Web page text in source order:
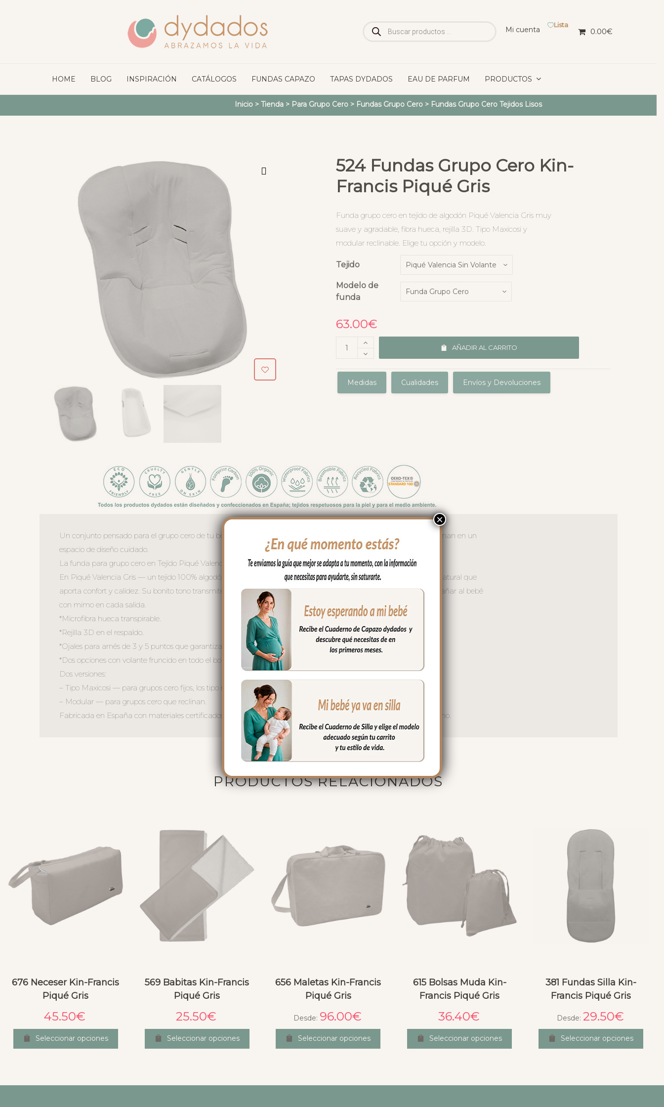
de
productos
Mi cuenta
Lista
0.00€
HOME BLOG INSPIRACIÓN CATÁLOGOS FUNDAS CAPAZO TAPAS DYDADOS EAU DE PARFUM PRODUCTOS
Inicio> Tienda> Para Grupo Cero> Fundas Grupo Cero> Fundas Grupo Cero Tejidos Lisos
524 Fundas Grupo Cero Kin-
Francis Piqué Gris
Funda grupo cero en tejido de algodón Piqué Valencia Gris muy
suave y agradable, fibra hueca, rejilla 3D. Tipo Maxicosi y
modular reclinable. Elige tu opción y modelo.
Tejido
Modelo de
funda
63.00€
AÑADIR AL CARRITO
Medidas Cualidades Envíos y Devoluciones
Un conjunto pensado para el grupo cero de tu bebé luzca tan especial como él, tejidos coordinados que lo transforman en un
espacio de diseño cuidado.
La funda para grupo cero en Tejido Piqué Valencia renueva la silla con elegancia y confort.
En Piqué Valencia Gris — un tejido 100% algodón de tacto muy agradable, con una textura suave y un acabado natural que
aporta confort y calidez. Su bonito tono transmite tranquilidad y dulzura, creando una funda perfecta para acompañar al bebé
con mimo en cada salida.
*Microfibra hueca transpirable.
*Rejilla 3D en el respaldo.
*Ojales para arnés de 3 y 5 puntos que garantizan la seguridad sin comprometer el diseño.
*Dos opciones con volante fruncido en todo el borde o sin volante
Dos versiones:
– Tipo Maxicosi — para grupos cero fijos, los tipo maxicosi
– Modular — para grupos cero que reclinan.
Fabricada en España con materiales certificados. Porque la belleza y la funcionalidad pueden ir siempre de la mano.
PRODUCTOS RELACIONADOS
676 Neceser Kin-Francis
Piqué Gris
45.50€
Seleccionar opciones
569 Babitas Kin-Francis
Piqué Gris
25.50€
Seleccionar opciones
656 Maletas Kin-Francis
Piqué Gris
Desde: 96.00€
Seleccionar opciones
615 Bolsas Muda Kin-
Francis Piqué Gris
36.40€
Seleccionar opciones
381 Fundas Silla Kin-
Francis Piqué Gris
Desde: 29.50€
Seleccionar opciones
×